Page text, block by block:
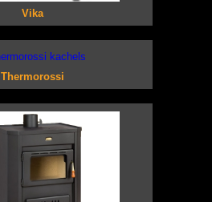
Vika
Thermorossi